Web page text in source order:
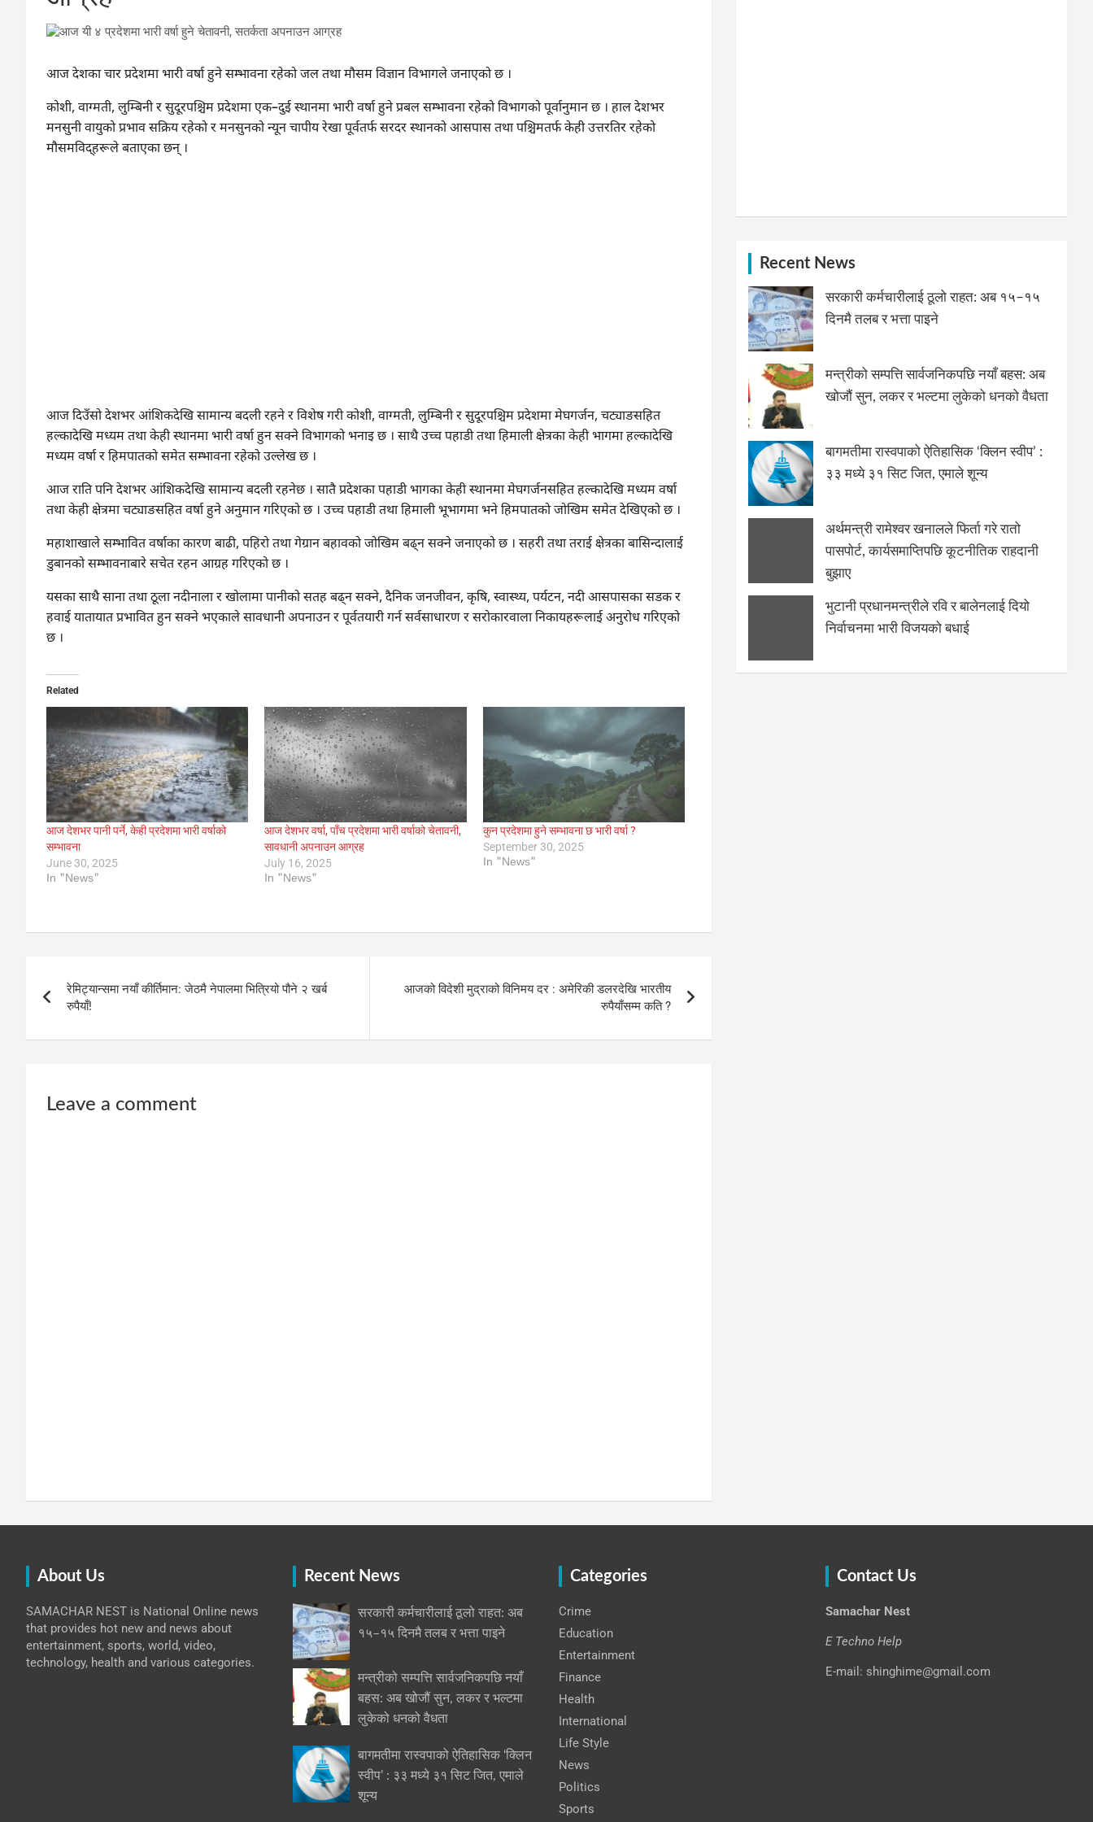
आज देशका चार प्रदेशमा भारी वर्षा हुने सम्भावना रहेको जल तथा मौसम विज्ञान विभागले जनाएको छ ।
कोशी, वाग्मती, लुम्बिनी र सुदूरपश्चिम प्रदेशमा एक–दुई स्थानमा भारी वर्षा हुने प्रबल सम्भावना रहेको विभागको पूर्वानुमान छ । हाल देशभर
मनसुनी वायुको प्रभाव सक्रिय रहेको र मनसुनको न्यून चापीय रेखा पूर्वतर्फ सरदर स्थानको आसपास तथा पश्चिमतर्फ केही उत्तरतिर रहेको
मौसमविद्हरूले बताएका छन् ।
आज दिउँसो देशभर आंशिकदेखि सामान्य बदली रहने र विशेष गरी कोशी, वाग्मती, लुम्बिनी र सुदूरपश्चिम प्रदेशमा मेघगर्जन, चट्याङसहित
हल्कादेखि मध्यम तथा केही स्थानमा भारी वर्षा हुन सक्ने विभागको भनाइ छ । साथै उच्च पहाडी तथा हिमाली क्षेत्रका केही भागमा हल्कादेखि
मध्यम वर्षा र हिमपातको समेत सम्भावना रहेको उल्लेख छ ।
आज राति पनि देशभर आंशिकदेखि सामान्य बदली रहनेछ । सातै प्रदेशका पहाडी भागका केही स्थानमा मेघगर्जनसहित हल्कादेखि मध्यम वर्षा
तथा केही क्षेत्रमा चट्याङसहित वर्षा हुने अनुमान गरिएको छ । उच्च पहाडी तथा हिमाली भूभागमा भने हिमपातको जोखिम समेत देखिएको छ ।
महाशाखाले सम्भावित वर्षाका कारण बाढी, पहिरो तथा गेग्रान बहावको जोखिम बढ्न सक्ने जनाएको छ । सहरी तथा तराई क्षेत्रका बासिन्दालाई
डुबानको सम्भावनाबारे सचेत रहन आग्रह गरिएको छ ।
यसका साथै साना तथा ठूला नदीनाला र खोलामा पानीको सतह बढ्न सक्ने, दैनिक जनजीवन, कृषि, स्वास्थ्य, पर्यटन, नदी आसपासका सडक र
हवाई यातायात प्रभावित हुन सक्ने भएकाले सावधानी अपनाउन र पूर्वतयारी गर्न सर्वसाधारण र सरोकारवाला निकायहरूलाई अनुरोध गरिएको
छ ।
Related
आज देशभर पानी पर्ने, केही प्रदेशमा भारी वर्षाको
सम्भावना
June 30, 2025
In "News"
आज देशभर वर्षा, पाँच प्रदेशमा भारी वर्षाको चेतावनी,
सावधानी अपनाउन आग्रह
July 16, 2025
In "News"
कुन प्रदेशमा हुने सम्भावना छ भारी वर्षा ?
September 30, 2025
In "News"
navigation
रेमिट्यान्समा नयाँ कीर्तिमान: जेठमै नेपालमा भित्रियो पौने २ खर्ब
रुपैयाँ!
आजको विदेशी मुद्राको विनिमय दर : अमेरिकी डलरदेखि भारतीय
रुपैयाँसम्म कति ?
Leave a comment
Recent News
सरकारी कर्मचारीलाई ठूलो राहत: अब १५–१५
दिनमै तलब र भत्ता पाइने
मन्त्रीको सम्पत्ति सार्वजनिकपछि नयाँ बहस: अब
खोजौं सुन, लकर र भल्टमा लुकेको धनको वैधता
बागमतीमा रास्वपाको ऐतिहासिक ‘क्लिन स्वीप’ :
३३ मध्ये ३१ सिट जित, एमाले शून्य
अर्थमन्त्री रामेश्वर खनालले फिर्ता गरे रातो
पासपोर्ट, कार्यसमाप्तिपछि कूटनीतिक राहदानी
बुझाए
भुटानी प्रधानमन्त्रीले रवि र बालेनलाई दियो
निर्वाचनमा भारी विजयको बधाई
About Us
SAMACHAR NEST is National Online news
that provides hot new and news about
entertainment, sports, world, video,
technology, health and various categories.
Recent News
सरकारी कर्मचारीलाई ठूलो राहत: अब
१५–१५ दिनमै तलब र भत्ता पाइने
मन्त्रीको सम्पत्ति सार्वजनिकपछि नयाँ
बहस: अब खोजौं सुन, लकर र भल्टमा
लुकेको धनको वैधता
बागमतीमा रास्वपाको ऐतिहासिक ‘क्लिन
स्वीप’ : ३३ मध्ये ३१ सिट जित, एमाले
शून्य
Categories
Crime
Education
Entertainment
Finance
Health
International
Life Style
News
Politics
Sports
Contact Us
Samachar Nest
E Techno Help
E-mail: shinghime@gmail.com